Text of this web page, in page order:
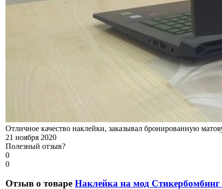
Отличное качество наклейки, заказывал бронированную
21 ноября 2020
Полезный отзыв?
0
0
Отзыв о товаре Наклейка на мод Стикербомбинг